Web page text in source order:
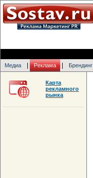
Медиа Реклама Брендинг
Карта
рекламного
рынка